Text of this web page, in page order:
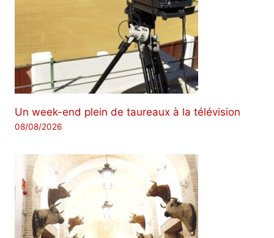
Un week-end plein de taureaux à la télévision
08/08/2026